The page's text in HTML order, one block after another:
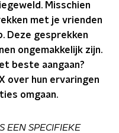
Misschien
met je vrienden
Deze gesprekken
ongemakkelijk zijn.
beste aangaan?
over hun ervaringen
omgaan.
EEN SPECIFIEKE